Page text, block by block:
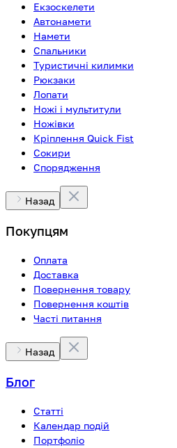
Екзоскелети
Автонамети
Намети
Спальники
Туристичні килимки
Рюкзаки
Лопати
Ножі і мультитули
Ножівки
Кріплення Quick Fist
Сокири
Спорядження
Назад
Покупцям
Оплата
Доставка
Повернення товару
Повернення коштів
Часті питання
Назад
Блог
Статті
Календар подій
Портфоліо